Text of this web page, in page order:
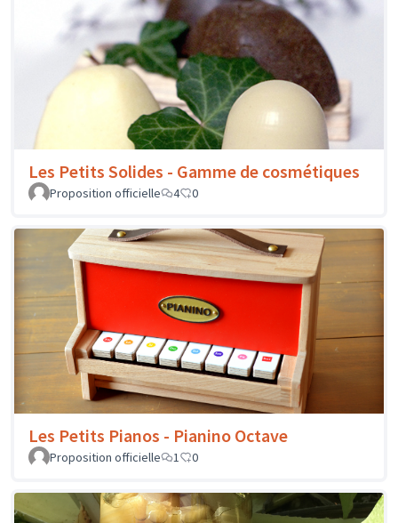
Les Petits Solides - Gamme de cosmétiques
Proposition officielle 4 0
Les Petits Pianos - Pianino Octave
Proposition officielle 1 0